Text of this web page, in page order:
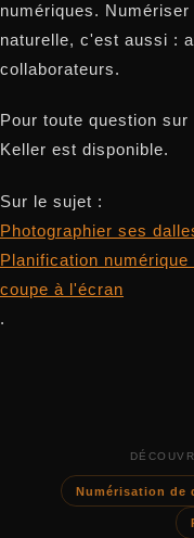
numériques.
naturelle, c'est aussi :
collaborateurs.
Pour toute question
Keller est disponible.
Sur le sujet :
Photographier ses
Planification
coupe à l'écran
.
Numérisation de